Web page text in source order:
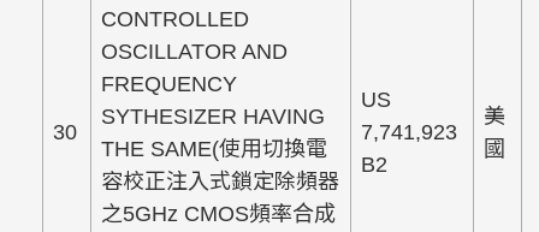
30
CONTROLLED
OSCILLATOR AND
FREQUENCY
SYTHESIZER HAVING
THE SAME(使用切換電
容校正注入式鎖定除頻器
之5GHz CMOS頻率合成
US
7,741,923
B2
美
國